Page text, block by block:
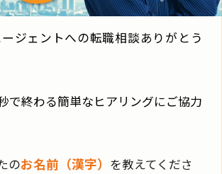
ジェントへの転職相談ありがとう
で終わる簡単なヒアリングにご協力
のお名前（漢字） を教えてくださ